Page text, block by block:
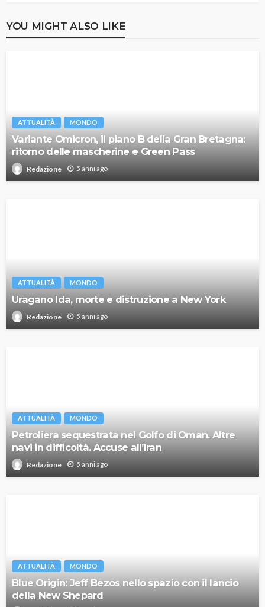
YOU MIGHT ALSO LIKE
ATTUALITÀ MONDO
Variante Omicron, il piano B della Gran Bretagna:
ritorno delle mascherine e Green Pass
Redazione 5 anni ago
ATTUALITÀ MONDO
Uragano Ida, morte e distruzione a New York
Redazione 5 anni ago
ATTUALITÀ MONDO
Petroliera sequestrata nel Golfo di Oman. Altre
navi in difficoltà. Accuse all’Iran
Redazione 5 anni ago
ATTUALITÀ MONDO
Blue Origin: Jeff Bezos nello spazio con il lancio
della New Shepard